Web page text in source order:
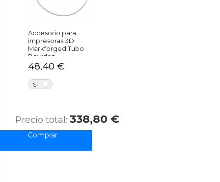
Accesorio para
impresoras 3D
Markforged Tubo
Bowden
48,40 €
SÍ
Precio total:338,80 €